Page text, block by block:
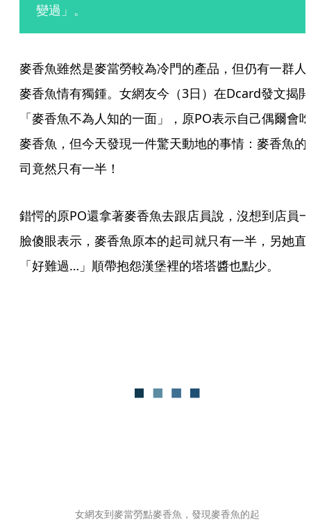
變過」。
麥香魚雖然是麥當勞較為冷門的產品，但仍有一群人
麥香魚情有獨鍾。女網友今（3日）在Dcard發文揭開
「麥香魚不為人知的一面」，原PO表示自己偶爾會吃
麥香魚，但今天發現一件驚天動地的事情：麥香魚的
司竟然只有一半！
錯愕的原PO還拿著麥香魚去跟店員說，沒想到店員一
臉傻眼表示，麥香魚原本的起司就只有一半，另她直
「好難過…」順帶抱怨漢堡裡的塔塔醬也點少。
女網友到麥當勞點麥香魚，發現麥香魚的起